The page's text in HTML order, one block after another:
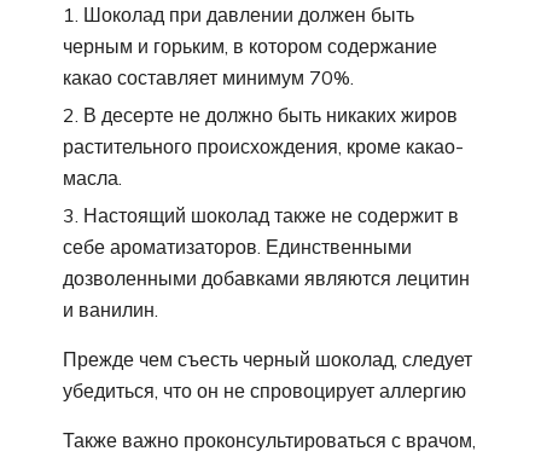
Шоколад при давлении должен быть
черным и горьким, в котором содержание
какао составляет минимум 70%.
В десерте не должно быть никаких жиров
растительного происхождения, кроме какао-
масла.
Настоящий шоколад также не содержит в
себе ароматизаторов. Единственными
дозволенными добавками являются лецитин
и ванилин.
Прежде чем съесть черный шоколад, следует
убедиться, что он не спровоцирует аллергию
Также важно проконсультироваться с врачом,